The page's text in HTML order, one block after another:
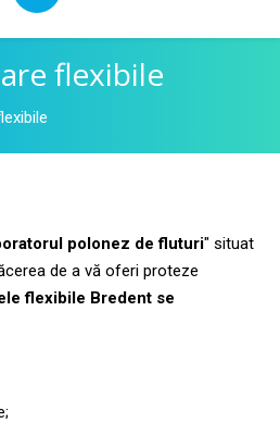
flexibile
polonez de fluturi" situat
de a vă oferi proteze
flexibile Bredent se